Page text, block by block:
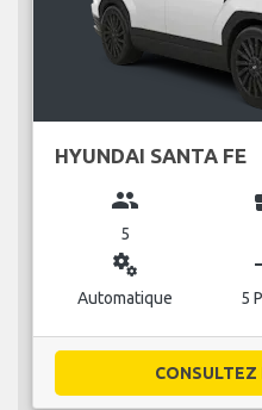
HYUNDAI SANTA FE
group
5
miscellaneous_services
Automatique 5
CONSULTEZ